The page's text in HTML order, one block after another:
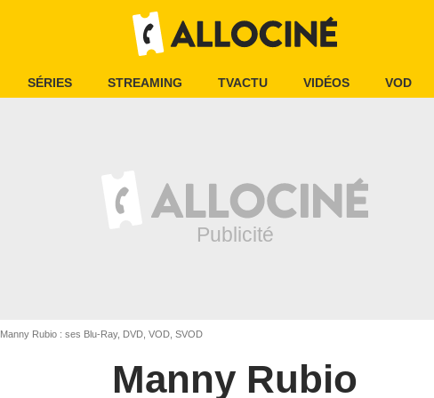
SÉRIES STREAMING TVACTU VIDÉOS VOD
Manny Rubio : ses Blu-Ray, DVD, VOD, SVOD
Manny Rubio